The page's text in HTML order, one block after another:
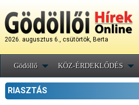
2026. augusztus 6., csütörtök, Berta
Gödöllő KÖZ-ÉRDEKLŐDÉS
RIASZTÁS